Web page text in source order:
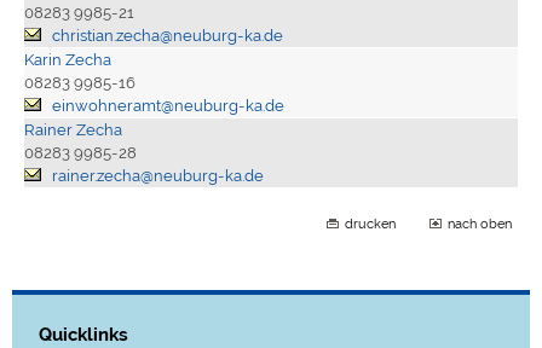
08283 9985-21
christian.zecha@neuburg-ka.de
Karin Zecha
08283 9985-16
einwohneramt@neuburg-ka.de
Rainer Zecha
08283 9985-28
rainer.zecha@neuburg-ka.de
drucken nach oben
Quicklinks